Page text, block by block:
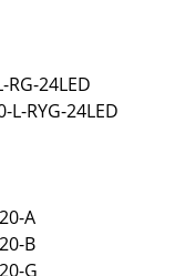
RG-24LED
L-RYG-24LED
A
B
G